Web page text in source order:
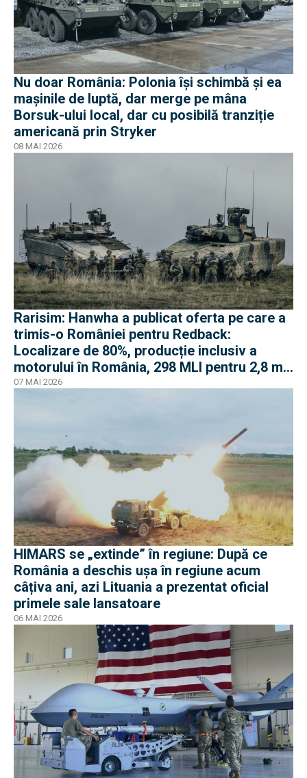
Nu doar România: Polonia își schimbă și ea
mașinile de luptă, dar merge pe mâna
Borsuk-ului local, dar cu posibilă tranziție
americană prin Stryker
08 MAI 2026
Rarisim: Hanwha a publicat oferta pe care a
trimis-o României pentru Redback:
Localizare de 80%, producție inclusiv a
motorului în România, 298 MLI pentru 2,8 mil.
euro
07 MAI 2026
HIMARS se „extinde” în regiune: După ce
România a deschis ușa în regiune acum
câțiva ani, azi Lituania a prezentat oficial
primele sale lansatoare
06 MAI 2026